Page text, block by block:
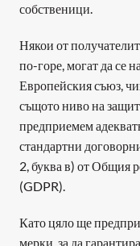
собственици.
Някои от
по-горе, могат да се
Европейския съюз,
същото ниво на
предприемем
стандартни
2, буква в) от Общия
(GDPR).
Като цяло ще
мерки, за да